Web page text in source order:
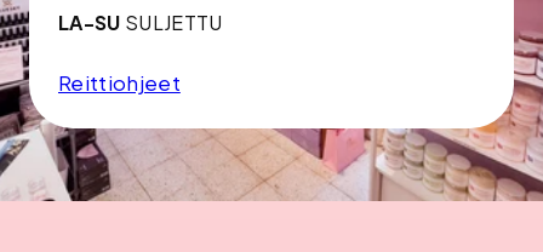
LA-SU SULJETTU
Reittiohjeet